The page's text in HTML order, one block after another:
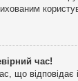
час!
що